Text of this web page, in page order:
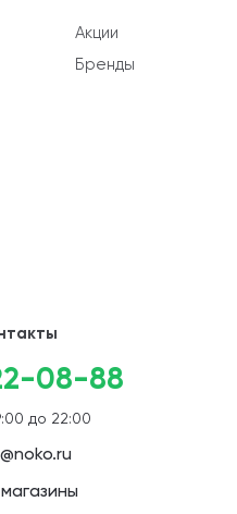
Акции
Бренды
08-88
до 22:00